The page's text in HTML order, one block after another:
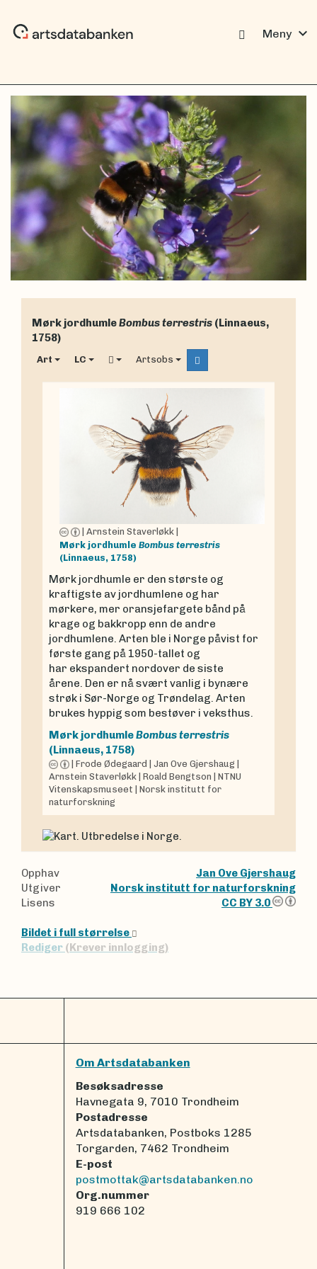
Meny expand_more
Mørk jordhumleBombus terrestris (Linnaeus,
1758)
Art LC Artsobs
Arnstein Staverløkk
Mørk jordhumle Bombus terrestris
(Linnaeus, 1758)
Mørk jordhumle er den største og
kraftigste av jordhumlene og har
mørkere, mer oransjefargete bånd på
krage og bakkropp enn de andre
jordhumlene. Arten ble i Norge påvist for
første gang på 1950-tallet og
har ekspandert nordover de siste
årene. Den er nå svært vanlig i bynære
strøk i Sør-Norge og Trøndelag. Arten
brukes hyppig som bestøver i veksthus.
Mørk jordhumleBombus terrestris
(Linnaeus, 1758)
Frode Ødegaard Jan Ove Gjershaug
Arnstein Staverløkk Roald Bengtson
NTNU
Vitenskapsmuseet
Norsk institutt for
naturforskning
Opphav
Jan Ove Gjershaug
Utgiver
Norsk institutt for naturforskning
Lisens
CC BY 3.0
Bildet i full størrelse
Rediger (Krever innlogging)
Om Artsdatabanken
Besøksadresse
Havnegata 9, 7010 Trondheim
Postadresse
Artsdatabanken, Postboks 1285
Torgarden, 7462 Trondheim
E-post
postmottak@artsdatabanken.no
Org.nummer
919 666 102